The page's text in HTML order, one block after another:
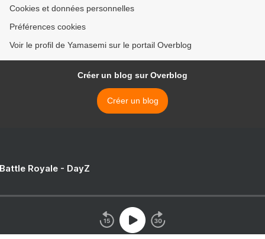
Cookies et données personnelles
Préférences cookies
Voir le profil de Yamasemi sur le portail Overblog
Créer un blog sur Overblog
Créer un blog
Royale - DayZ